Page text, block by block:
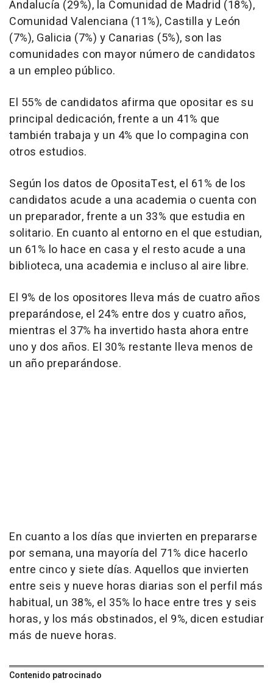
Andalucía (29%), la Comunidad de Madrid (18%),
Comunidad Valenciana (11%), Castilla y León
(7%), Galicia (7%) y Canarias (5%), son las
comunidades con mayor número de candidatos
a un empleo público.
El 55% de candidatos afirma que opositar es su
principal dedicación, frente a un 41% que
también trabaja y un 4% que lo compagina con
otros estudios.
Según los datos de OpositaTest, el 61% de los
candidatos acude a una academia o cuenta con
un preparador, frente a un 33% que estudia en
solitario. En cuanto al entorno en el que estudian,
un 61% lo hace en casa y el resto acude a una
biblioteca, una academia e incluso al aire libre.
El 9% de los opositores lleva más de cuatro años
preparándose, el 24% entre dos y cuatro años,
mientras el 37% ha invertido hasta ahora entre
uno y dos años. El 30% restante lleva menos de
un año preparándose.
En cuanto a los días que invierten en prepararse
por semana, una mayoría del 71% dice hacerlo
entre cinco y siete días. Aquellos que invierten
entre seis y nueve horas diarias son el perfil más
habitual, un 38%, el 35% lo hace entre tres y seis
horas, y los más obstinados, el 9%, dicen estudiar
más de nueve horas.
Contenido patrocinado